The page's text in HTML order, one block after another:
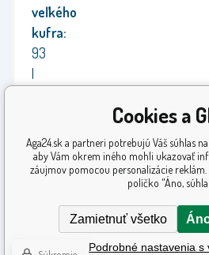
veľkého
kufra:
93
l
kufra:
4,2
kg
mesiacov
Výrobca:Aga
Cookies a
Aga24.sk a partneri potrebujú Váš súhlas
aby Vám okrem iného mohli ukazovať
záujmov pomocou personalizácie
políčko "Áno,
Zamietnuť všetko
Podrobné nastavenia s